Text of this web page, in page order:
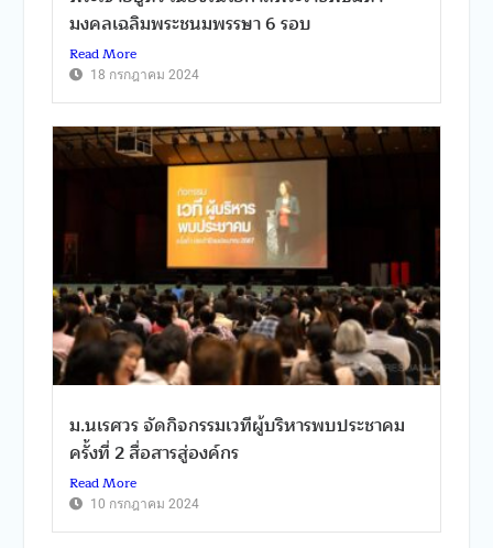
มงคลเฉลิมพระชนมพรรษา 6 รอบ
Read More
18 กรกฎาคม 2024
ม.นเรศวร จัดกิจกรรมเวทีผู้บริหารพบประชาคม
ครั้งที่ 2 สื่อสารสู่องค์กร
Read More
10 กรกฎาคม 2024